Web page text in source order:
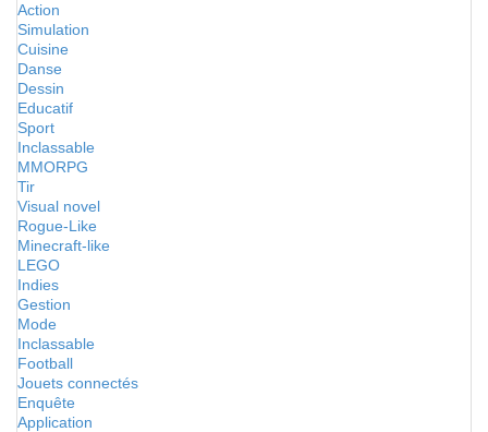
Action
Simulation
Cuisine
Danse
Dessin
Educatif
Sport
Inclassable
MMORPG
Tir
Visual novel
Rogue-Like
Minecraft-like
LEGO
Indies
Gestion
Mode
Inclassable
Football
Jouets connectés
Enquête
Application